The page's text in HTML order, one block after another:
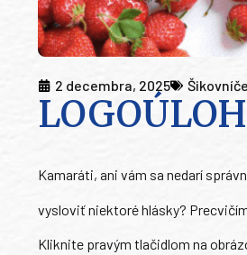
2 decembra, 2025
Kamaráti, ani vám sa nedarí
vysloviť niektoré hlásky?
Kliknite pravým tlačidlom na